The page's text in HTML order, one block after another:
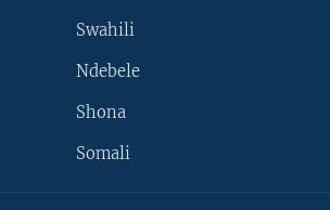
Swahili
Ndebele
Shona
Somali